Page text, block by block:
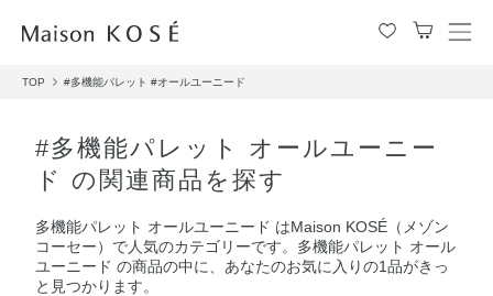
メ
TOP #多機能パレット #オールユーニード
#多機能パレット オールユーニー
ド の関連商品を探す
多機能パレット オールユーニード はMaison KOSÉ（メゾン
コーセー）で人気のカテゴリーです。多機能パレット オール
ユーニード の商品の中に、あなたのお気に入りの1品がきっ
と見つかります。